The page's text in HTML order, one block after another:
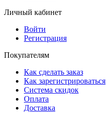
Личный кабинет
Войти
Регистрация
Покупателям
Как сделать заказ
Как зарегистрироваться
Система скидок
Оплата
Доставка